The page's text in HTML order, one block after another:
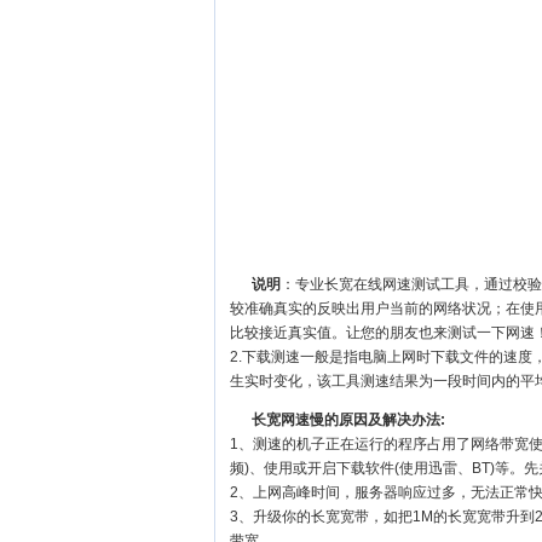
说明 ：专业长宽在线网速测试工具，通过校
较准确真实的反映出用户当前的网络状况；在
比较接近真实值。让您的朋友也来测试一下网速
2.下载测速一般是指电脑上网时下载文件的速
生实时变化，该工具测速结果为一段时间内的平
长宽网速慢的原因及解决办法:
1、测速的机子正在运行的程序占用了网络带宽
频)、使用或开启下载软件(使用迅雷、BT)等。
2、上网高峰时间，服务器响应过多，无法正常
3、升级你的长宽宽带，如把1M的长宽宽带升